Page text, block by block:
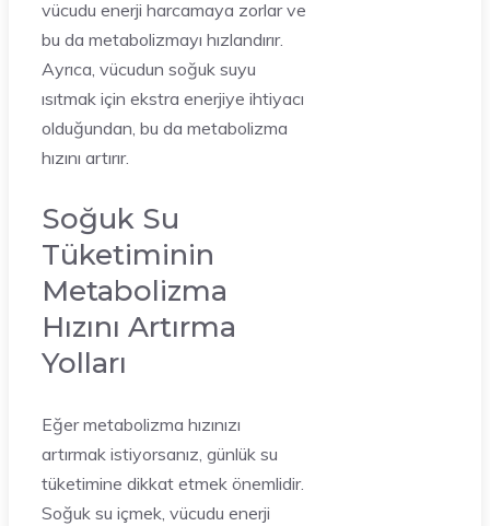
vücudu enerji harcamaya zorlar ve
bu da metabolizmayı hızlandırır.
Ayrıca, vücudun soğuk suyu
ısıtmak için ekstra enerjiye ihtiyacı
olduğundan, bu da metabolizma
hızını artırır.
Soğuk Su
Tüketiminin
Metabolizma
Hızını Artırma
Yolları
Eğer metabolizma hızınızı
artırmak istiyorsanız, günlük su
tüketimine dikkat etmek önemlidir.
Soğuk su içmek, vücudu enerji